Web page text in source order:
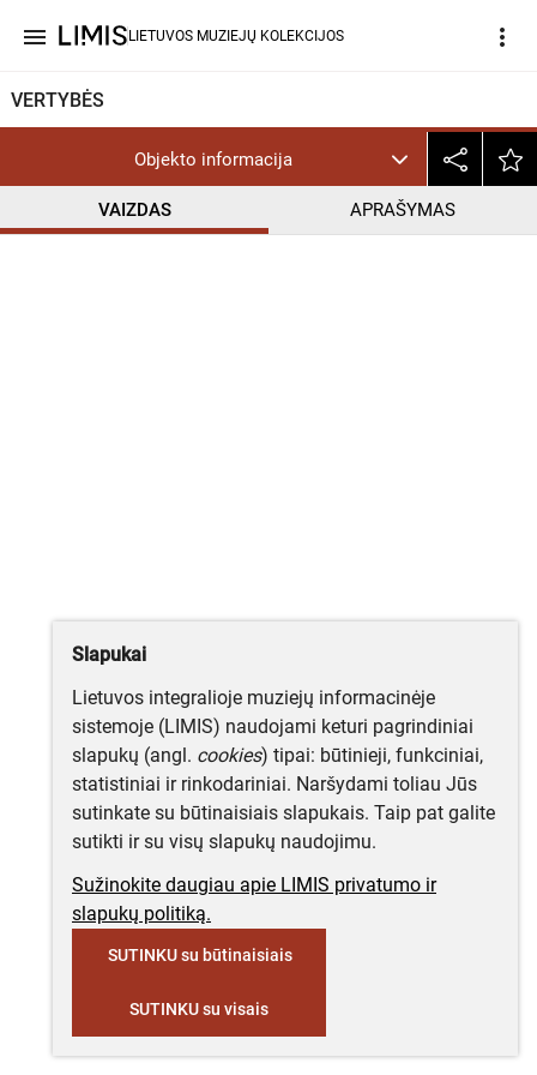
menu LIETUVOS MUZIEJŲ KOLEKCIJOS more_vert
VERTYBĖS
Objekto informacija
VAIZDAS APRAŠYMAS
Slapukai
Lietuvos integralioje muziejų informacinėje
sistemoje (LIMIS) naudojami keturi pagrindiniai
slapukų (angl. cookies) tipai: būtinieji, funkciniai,
statistiniai ir rinkodariniai. Naršydami toliau Jūs
sutinkate su būtinaisiais slapukais. Taip pat galite
sutikti ir su visų slapukų naudojimu.
Sužinokite daugiau apie LIMIS privatumo ir
slapukų politiką.
SUTINKU su būtinaisiais
SUTINKU su visais